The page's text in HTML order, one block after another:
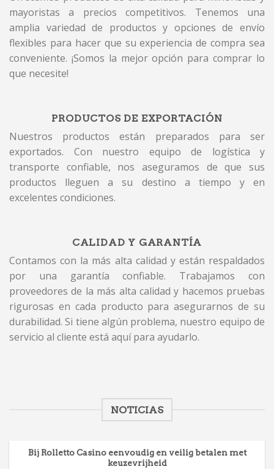
mayoristas a precios competitivos. Tenemos una
amplia variedad de productos y opciones de envío
flexibles para hacer que su experiencia de compra sea
conveniente. ¡Somos la mejor opción para comprar lo
que necesite!
PRODUCTOS DE EXPORTACIÓN
Nuestros productos están preparados para ser
exportados. Con nuestro equipo de logística y
transporte confiable, nos aseguramos de que sus
productos lleguen a su destino a tiempo y en
excelentes condiciones.
CALIDAD Y GARANTÍA
Contamos con la más alta calidad y están respaldados
por una garantía confiable. Trabajamos con
proveedores de la más alta calidad y hacemos pruebas
rigurosas en cada producto para asegurarnos de su
durabilidad. Si tiene algún problema, nuestro equipo de
servicio al cliente está aquí para ayudarlo.
NOTICIAS
Bij Rolletto Casino eenvoudig en veilig betalen met
keuzevrijheid